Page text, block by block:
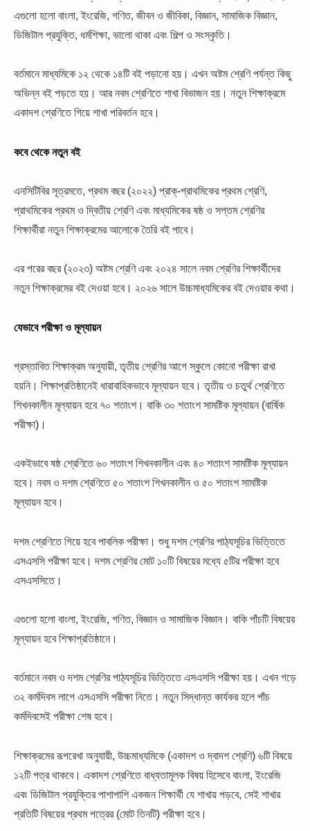
এগুলো হলো বাংলা, ইংরেজি, গণিত, জীবন ও জীবিকা, বিজ্ঞান, সামাজিক বিজ্ঞান,
ডিজিটাল প্রযুক্তি, ধর্মশিক্ষা, ভালো থাকা এবং শিল্প ও সংস্কৃতি।
বর্তমানে মাধ্যমিকে ১২ থেকে ১৪টি বই পড়ানো হয়। এখন অষ্টম শ্রেণি পর্যন্ত কিছু
অভিন্ন বই পড়তে হয়। আর নবম শ্রেণিতে শাখা বিভাজন হয়। নতুন শিক্ষাক্রমে
একাদশ শ্রেণিতে গিয়ে শাখা পরিবর্তন হবে।
কবে থেকে নতুন বই
এনসিটিবির সূত্রমতে, প্রথম বছর (২০২২) প্রাক্-প্রাথমিকের প্রথম শ্রেণি,
প্রাথমিকের প্রথম ও দ্বিতীয় শ্রেণি এবং মাধ্যমিকের ষষ্ঠ ও সপ্তম শ্রেণির
শিক্ষার্থীরা নতুন শিক্ষাক্রমের আলোকে তৈরি বই পাবে।
এর পরের বছর (২০২৩) অষ্টম শ্রেণি এবং ২০২৪ সালে নবম শ্রেণির শিক্ষার্থীদের
নতুন শিক্ষাক্রমের বই দেওয়া হবে। ২০২৬ সালে উচ্চমাধ্যমিকের বই দেওয়ার কথা।
যেভাবে পরীক্ষা ও মূল্যায়ন
প্রস্তাবিত শিক্ষাক্রম অনুযায়ী, তৃতীয় শ্রেণির আগে স্কুলে কোনো পরীক্ষা রাখা
হয়নি। শিক্ষাপ্রতিষ্ঠানেই ধারাবাহিকভাবে মূল্যায়ন হবে। তৃতীয় ও চতুর্থ শ্রেণিতে
শিখনকালীন মূল্যায়ন হবে ৭০ শতাংশ। বাকি ৩০ শতাংশ সামষ্টিক মূল্যায়ন (বার্ষিক
পরীক্ষা)।
একইভাবে ষষ্ঠ শ্রেণিতে ৬০ শতাংশ শিখনকালীন এবং ৪০ শতাংশ সামষ্টিক মূল্যায়ন
হবে। নবম ও দশম শ্রেণিতে ৫০ শতাংশ শিখনকালীন ও ৫০ শতাংশ সামষ্টিক
মূল্যায়ন হবে।
দশম শ্রেণিতে গিয়ে হবে পাবলিক পরীক্ষা। শুধু দশম শ্রেণির পাঠ্যসূচির ভিত্তিতে
এসএসসি পরীক্ষা হবে। দশম শ্রেণির মোট ১০টি বিষয়ের মধ্যে ৫টির পরীক্ষা হবে
এসএসসিতে।
এগুলো হলো বাংলা, ইংরেজি, গণিত, বিজ্ঞান ও সামাজিক বিজ্ঞান। বাকি পাঁচটি বিষয়ের
মূল্যায়ন হবে শিক্ষাপ্রতিষ্ঠানে।
বর্তমানে নবম ও দশম শ্রেণির পাঠ্যসূচির ভিত্তিতে এসএসসি পরীক্ষা হয়। এখন গড়ে
৩২ কর্মদিবস লাগে এসএসসি পরীক্ষা নিতে। নতুন সিদ্ধান্ত কার্যকর হলে পাঁচ
কর্মদিবসেই পরীক্ষা শেষ হবে।
শিক্ষাক্রমের রূপরেখা অনুযায়ী, উচ্চমাধ্যমিকে (একাদশ ও দ্বাদশ শ্রেণি) ৬টি বিষয়ে
১২টি পত্র থাকবে। একাদশ শ্রেণিতে বাধ্যতামূলক বিষয় হিসেবে বাংলা, ইংরেজি
এবং ডিজিটাল প্রযুক্তির পাশাপাশি একজন শিক্ষার্থী যে শাখায় পড়বে, সেই শাখার
প্রতিটি বিষয়ের প্রথম পত্রের (মোট তিনটি) পরীক্ষা হবে।